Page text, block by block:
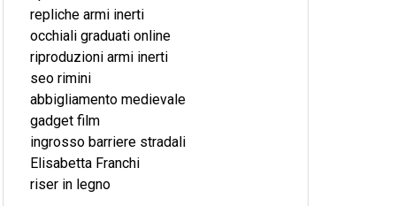
repliche armi inerti
occhiali graduati online
riproduzioni armi inerti
seo rimini
abbigliamento medievale
gadget film
ingrosso barriere stradali
Elisabetta Franchi
riser in legno